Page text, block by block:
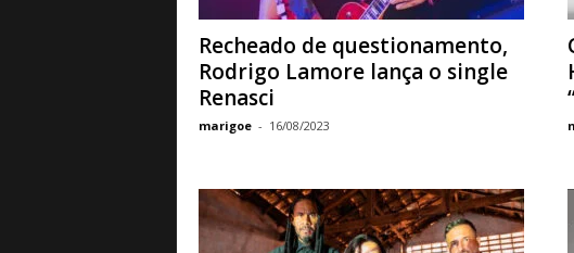
Recheado de questionamento,
Rodrigo Lamore lança o single
Renasci
marigoe - 16/08/2023